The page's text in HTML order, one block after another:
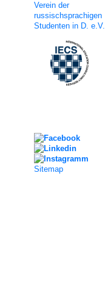
Verein der
russischsprachigen
Studenten in D. e.V.
Sitemap